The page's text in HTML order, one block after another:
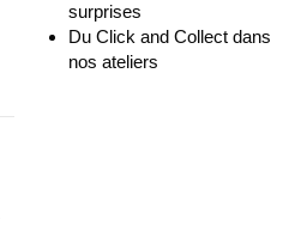
surprises
Du Click and Collect dans
nos ateliers